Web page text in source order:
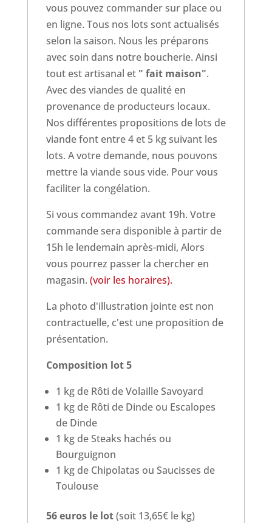
vous pouvez commander sur place ou
en ligne. Tous nos lots sont actualisés
selon la saison. Nous les préparons
avec soin dans notre boucherie. Ainsi
tout est artisanal et " fait maison".
Avec des viandes de qualité en
provenance de producteurs locaux.
Nos différentes propositions de lots de
viande font entre 4 et 5 kg suivant les
lots. A votre demande, nous pouvons
mettre la viande sous vide. Pour vous
faciliter la congélation.
Si vous commandez avant 19h. Votre
commande sera disponible à partir de
15h le lendemain après-midi, Alors
vous pourrez passer la chercher en
magasin. (voir les horaires).
La photo d'illustration jointe est non
contractuelle, c'est une proposition de
présentation.
Composition lot 5
1 kg de Rôti de Volaille Savoyard
1 kg de Rôti de Dinde ou Escalopes
de Dinde
1 kg de Steaks hachés ou
Bourguignon
1 kg de Chipolatas ou Saucisses de
Toulouse
56 euros le lot(soit 13,65€ le kg)